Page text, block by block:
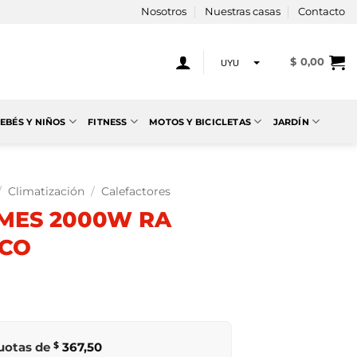
Nosotros Nuestras casas Contacto
UYU $ 0,00
Y NIÑOS FITNESS MOTOS Y BICICLETAS JARDÍN
Climatización / Calefactores
2000W RA
de $ 367,50